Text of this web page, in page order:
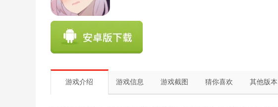
游戏介绍 游戏信息 游戏截图 猜你喜欢 其他版本